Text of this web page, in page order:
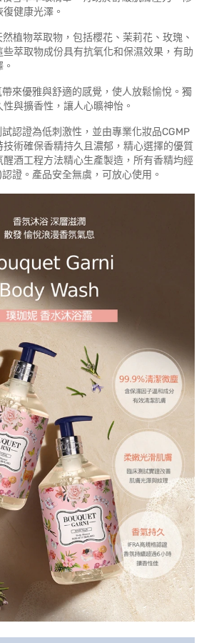
健康光澤。
植物萃取物，包括櫻花、茉莉花、玫瑰、
萃取物成份具有抗氧化和保濕效果，有助
來優雅與舒適的感覺，使人放鬆愉悅。獨
與擴香性，讓人心曠神怡。
認證為低刺激性，並由專業化妝品CGMP
術確保香精持久且濃郁，精心選擇的優質
酒工程方法精心生產製造，所有香精均經
證。產品安全無虞，可放心使用。